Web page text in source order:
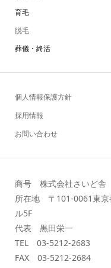
育毛
脱毛
葬儀・終活
個人情報保護方針
採用情報
お問い合わせ
商号 株式会社さいど舎
所在地 〒101-0061東
ル5F
代表 黒田栄一
TEL 03-5212-2683
FAX 03-5212-2684